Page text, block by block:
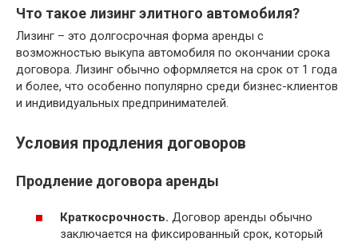
Что такое лизинг элитного автомобиля?
Лизинг – это долгосрочная форма аренды с
возможностью выкупа автомобиля по окончании срока
договора. Лизинг обычно оформляется на срок от 1 года
и более, что особенно популярно среди бизнес-клиентов
и индивидуальных предпринимателей.
Условия продления договоров
Продление договора аренды
Краткосрочность. Договор аренды обычно
заключается на фиксированный срок, который